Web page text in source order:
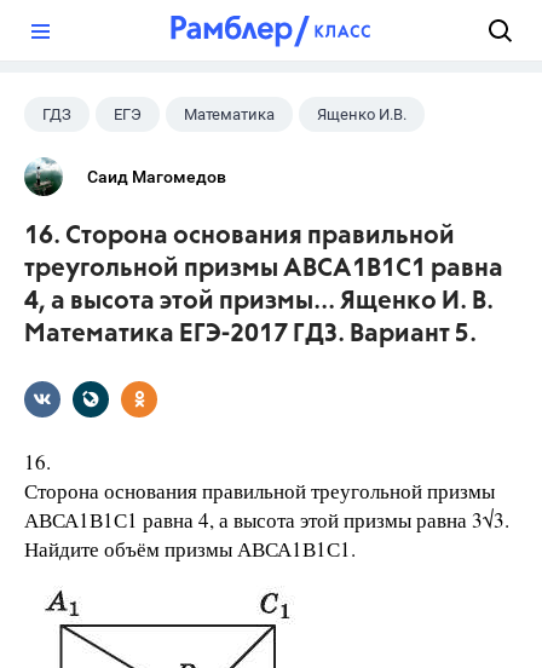
ГДЗ ЕГЭ Математика Ященко И.В.
Саид Магомедов
16. Сторона основания правильной
треугольной призмы АВСА1В1С1 равна
4, а высота этой призмы... Ященко И. В.
Математика ЕГЭ-2017 ГДЗ. Вариант 5.
16.
Сторона основания правильной треугольной призмы
АВСА1В1С1 равна 4, а высота этой призмы равна 3√3.
Найдите объём призмы АВСА1В1С1.